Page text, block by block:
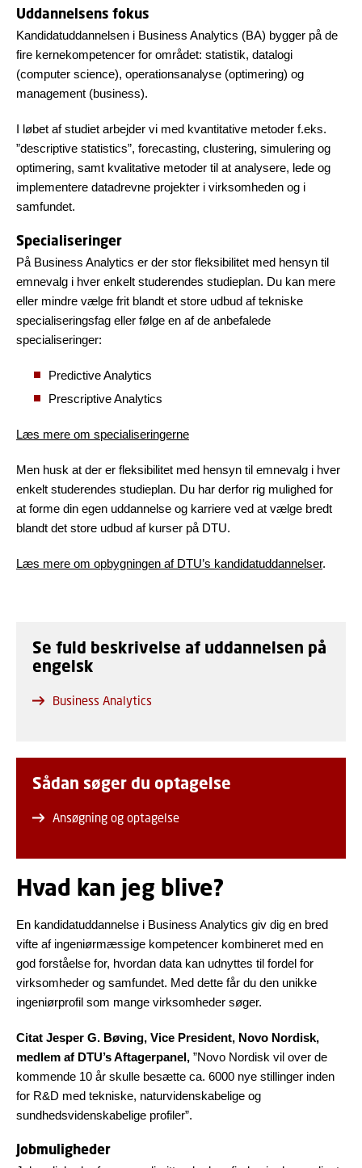
Uddannelsens fokus
Kandidatuddannelsen i Business Analytics (BA) bygger på de
fire kernekompetencer for området: statistik, datalogi
(computer science), operationsanalyse (optimering) og
management (business).
I løbet af studiet arbejder vi med kvantitative metoder f.eks.
”descriptive statistics”, forecasting, clustering, simulering og
optimering, samt kvalitative metoder til at analysere, lede og
implementere datadrevne projekter i virksomheden og i
samfundet.
Specialiseringer
På Business Analytics er der stor fleksibilitet med hensyn til
emnevalg i hver enkelt studerendes studieplan. Du kan mere
eller mindre vælge frit blandt et store udbud af tekniske
specialiseringsfag eller følge en af de anbefalede
specialiseringer:
Predictive Analytics
Prescriptive Analytics
Læs mere om specialiseringerne
Men husk at der er fleksibilitet med hensyn til emnevalg i hver
enkelt studerendes studieplan. Du har derfor rig mulighed for
at forme din egen uddannelse og karriere ved at vælge bredt
blandt det store udbud af kurser på DTU.
Læs mere om opbygningen af DTU’s kandidatuddannelser.
Se fuld beskrivelse af uddannelsen på
engelsk
Business Analytics
Sådan søger du optagelse
Ansøgning og optagelse
Hvad kan jeg blive?
En kandidatuddannelse i Business Analytics giv dig en bred
vifte af ingeniørmæssige kompetencer kombineret med en
god forståelse for, hvordan data kan udnyttes til fordel for
virksomheder og samfundet. Med dette får du den unikke
ingeniørprofil som mange virksomheder søger.
Citat Jesper G. Bøving, Vice President, Novo Nordisk,
medlem af DTU’s Aftagerpanel, ”Novo Nordisk vil over de
kommende 10 år skulle besætte ca. 6000 nye stillinger inden
for R&D med tekniske, naturvidenskabelige og
sundhedsvidenskabelige profiler”.
Jobmuligheder